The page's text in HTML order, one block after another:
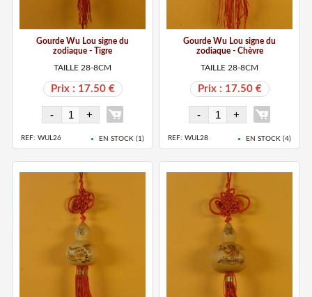
Gourde Wu Lou signe du
zodiaque - Tigre
TAILLE 28-8CM
Prix : 17.50 €
REF: WUL26 EN STOCK ( 1)
Gourde Wu Lou signe du
zodiaque - Chèvre
TAILLE 28-8CM
Prix : 17.50 €
REF: WUL28 EN STOCK (4)